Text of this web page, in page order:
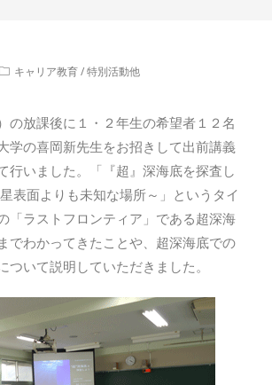
キャリア教育 / 特別活動他
の放課後に１・２年生の希望者１２名
学の喜岡新先生をお招きして出前講義
行いました。「『超』深海底を探査し
表面よりも未知な場所～」というタイ
「ラストフロンティア」である超深海
でわかってきたことや、超深海底での
ついて説明していただきました。